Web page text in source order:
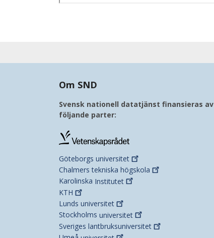
Om SND
Svensk nationell datatjänst finansieras av
följande parter:
Göteborgs universitet
Chalmers tekniska högskola
Karolinska Institutet
KTH
Lunds universitet
Stockholms universitet
Sveriges lantbruksuniversitet